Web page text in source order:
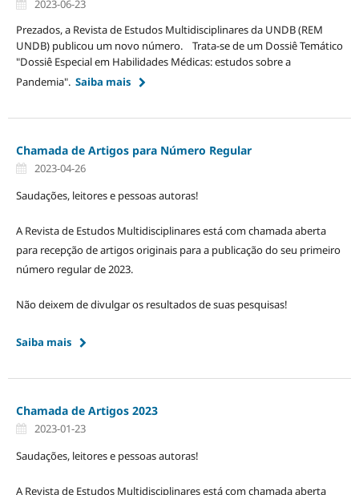
2023-06-23
Prezados, a Revista de Estudos Multidisciplinares da UNDB (REM
UNDB) publicou um novo número. Trata-se de um Dossiê Temático
"Dossiê Especial em Habilidades Médicas: estudos sobre a
Pandemia". Saiba mais
Chamada de Artigos para Número Regular
2023-04-26
Saudações, leitores e pessoas autoras!
A Revista de Estudos Multidisciplinares está com chamada aberta
para recepção de artigos originais para a publicação do seu primeiro
número regular de 2023.
Não deixem de divulgar os resultados de suas pesquisas!
Saiba mais
Chamada de Artigos 2023
2023-01-23
Saudações, leitores e pessoas autoras!
A Revista de Estudos Multidisciplinares está com chamada aberta